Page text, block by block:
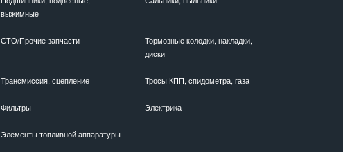
выжимные
СТО/Прочие запчасти
Тормозные колодки, накладки,
диски
Трансмиссия, сцепление Тросы КПП, спидометра, газа
Фильтры Электрика
Элементы топливной аппаратуры